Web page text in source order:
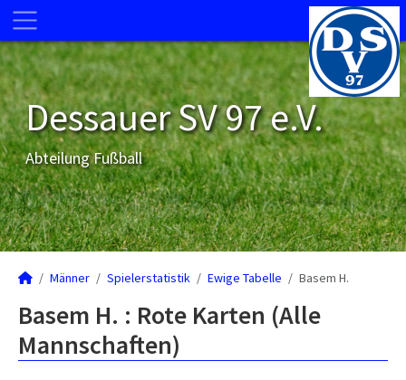
Dessauer SV 97 e.V.
Abteilung Fußball
Männer Spielerstatistik Ewige Tabelle Basem H.
Basem H. : Rote Karten (Alle
Mannschaften)